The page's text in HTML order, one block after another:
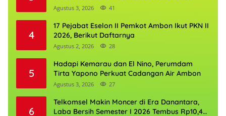
Agustus 3, 2026 41
4
17 Pejabat Eselon II Pemkot Ambon Ikut PKN II
2026, Berikut Daftarnya
Agustus 2, 2026 28
5
Hadapi Kemarau dan El Nino, Perumdam
Tirta Yapono Perkuat Cadangan Air Ambon
Agustus 3, 2026 27
6
Telkomsel Makin Moncer di Era Danantara,
Laba Bersih Semester I 2026 Tembus Rp10,4